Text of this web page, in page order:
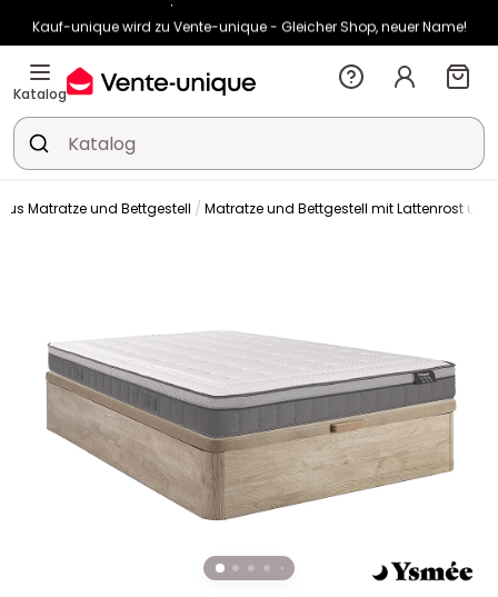
Kauf-unique wird zu Vente-unique - Gleicher Shop, neuer Name!
-10% ab €400 mitHEAT10auf Vente-unique-Produkte
Noch:
Katalog
Matratze und Bettgestell Matratze und Bettgestell mit Lattenrost und